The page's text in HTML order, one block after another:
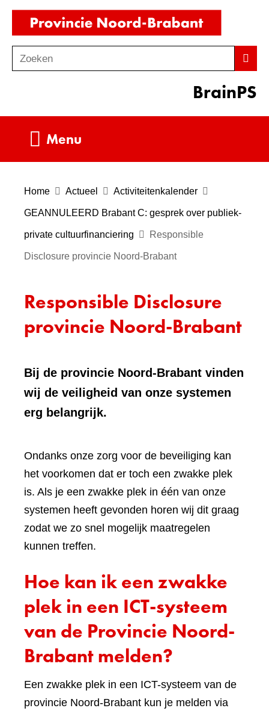
Ga
de
inhoud
o
Zoeken
BrainPS
Menu
Home Actueel Activiteitenkalender
GEANNULEERD Brabant C: gesprek over publiek-
private cultuurfinanciering Responsible
Disclosure provincie Noord-Brabant
Responsible Disclosure
provincie Noord-Brabant
Bij de provincie Noord-Brabant vinden
wij de veiligheid van onze systemen
erg belangrijk.
Ondanks onze zorg voor de beveiliging kan
het voorkomen dat er toch een zwakke plek
is. Als je een zwakke plek in één van onze
systemen heeft gevonden horen wij dit graag
zodat we zo snel mogelijk maatregelen
kunnen treffen.
Hoe kan ik een zwakke
plek in een ICT-systeem
van de Provincie Noord-
Brabant melden?
Een zwakke plek in een ICT-systeem van de
provincie Noord-Brabant kun je melden via